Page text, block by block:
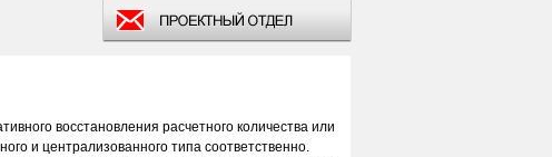
восстановления расчетного количества или
и централизованного типа соответственно.